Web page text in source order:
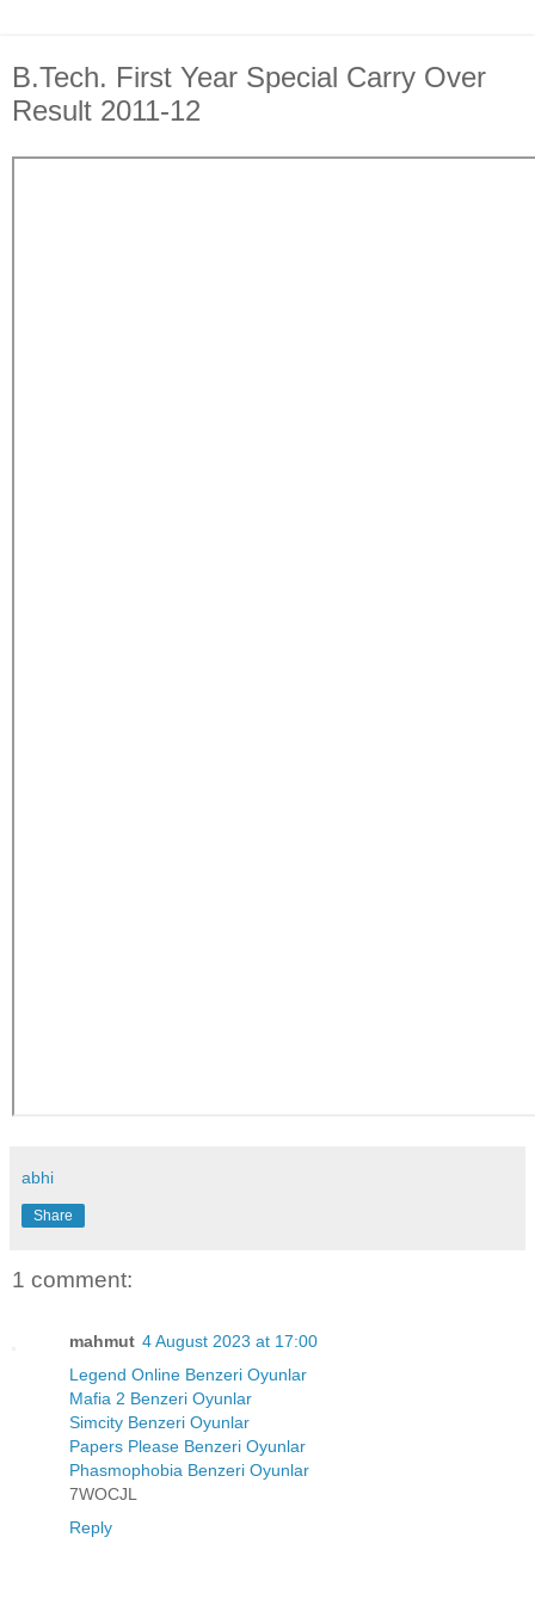
B.Tech. First Year Special Carry Over
Result 2011-12
abhi
Share
1 comment:
mahmut 4 August 2023 at 17:00
Legend Online Benzeri Oyunlar
Mafia 2 Benzeri Oyunlar
Simcity Benzeri Oyunlar
Papers Please Benzeri Oyunlar
Phasmophobia Benzeri Oyunlar
7WOCJL
Reply